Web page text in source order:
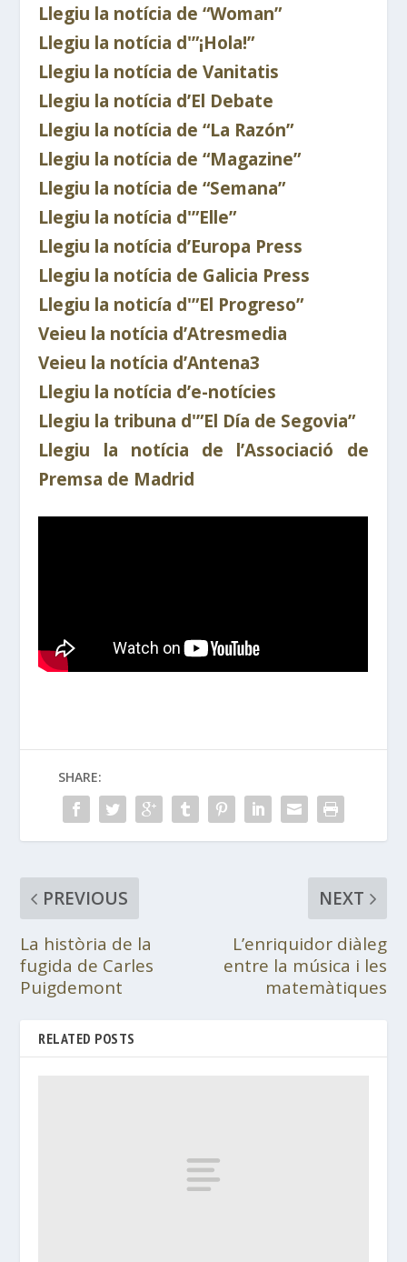
Llegiu la notícia de “Woman”
Llegiu la notícia d'”¡Hola!”
Llegiu la notícia de Vanitatis
Llegiu la notícia d’El Debate
Llegiu la notícia de “La Razón”
Llegiu la notícia de “Magazine”
Llegiu la notícia de “Semana”
Llegiu la notícia d'”Elle”
Llegiu la notícia d’Europa Press
Llegiu la notícia de Galicia Press
Llegiu la noticía d'”El Progreso”
Veieu la notícia d’Atresmedia
Veieu la notícia d’Antena3
Llegiu la notícia d’e-notícies
Llegiu la tribuna d'”El Día de Segovia”
Llegiu la notícia de l’Associació de
Premsa de Madrid
SHARE:
PREVIOUS
La història de la
fugida de Carles
Puigdemont
NEXT
L’enriquidor diàleg
entre la música i les
matemàtiques
RELATED POSTS